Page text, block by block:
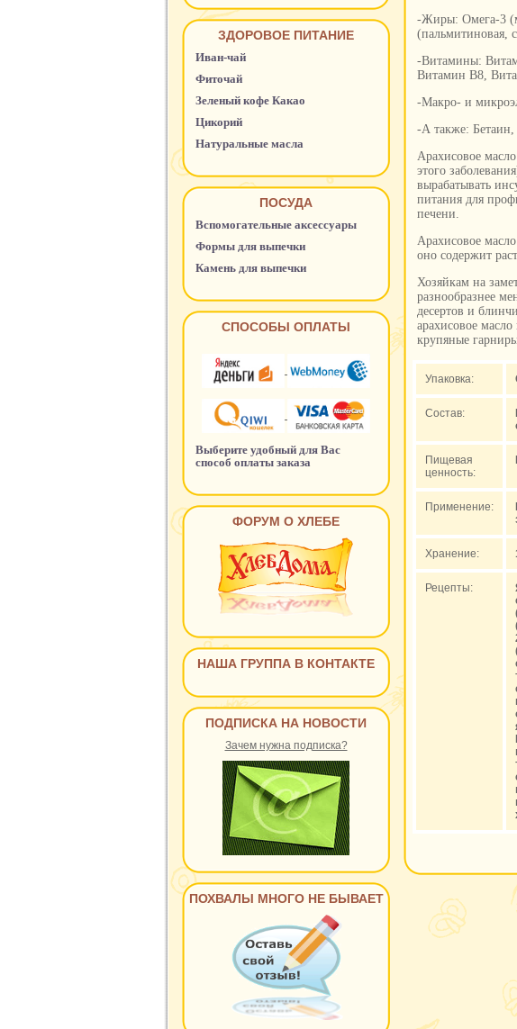
ЗДОРОВОЕ ПИТАНИЕ
Иван-чай
Фиточай
Зеленый кофе Какао
Цикорий
Натуральные масла
ПОСУДА
Вспомогательные аксессуары
Формы для выпечки
Камень для выпечки
СПОСОБЫ ОПЛАТЫ
Выберите удобный для Вас
способ оплаты заказа
ФОРУМ О ХЛЕБЕ
НАША ГРУППА В КОНТАКТЕ
ПОДПИСКА НА НОВОСТИ
Зачем нужна подписка?
ПОХВАЛЫ МНОГО НЕ БЫВАЕТ
-Жиры: Омега-3
(пальмитиновая,
-Витамины:
Витамин В8,
-Макро- и
-А также:
Арахисовое
этого
вырабатывать
питания для
печени.
Арахисовое
оно содержит
Хозяйкам на
разнообразнее
десертов и
арахисовое
крупяные
Упаковка:
Состав:
Пищевая
ценность:
Применение:
Хранение:
Рецепты: